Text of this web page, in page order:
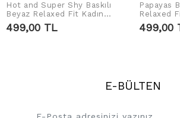
SEPETE EKLE
Hot and Super Shy Baskılı
Beyaz Relaxed Fit Kadın
Tshirt
499,00 TL
Papayas
Relaxed
499,00
E-BÜLTEN